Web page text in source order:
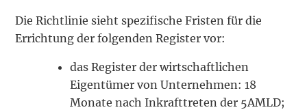
Die Richtlinie sieht spezifische Fristen für die
Errichtung der folgenden Register vor:
das Register der wirtschaftlichen
Eigentümer von Unternehmen: 18
Monate nach Inkrafttreten der 5AMLD;